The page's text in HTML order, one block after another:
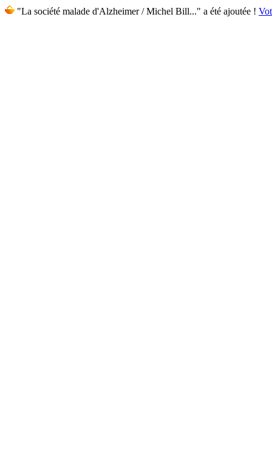
"La société malade d'Alzheimer / Michel Bill..." a été ajoutée !